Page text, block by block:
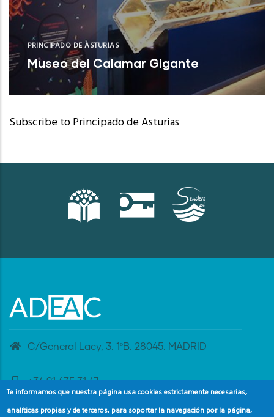
PRINCIPADO DE ASTURIAS
Museo del Calamar Gigante
Valdés (Asturias)
Subscribe to Principado de Asturias
C/General Lacy, 3. 1ºB. 28045. MADRID
+34 91 435 31 47
Te informamos que nuestra página usa cookies estrictamente necesarias,
analíticas propias y de terceros, para soportar la navegación por la página,